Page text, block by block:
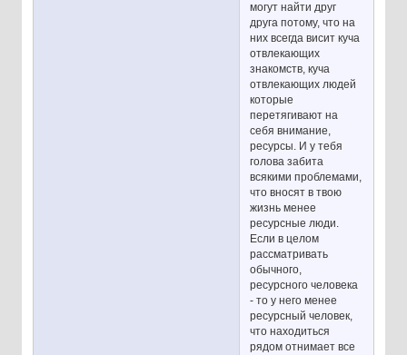
могут найти друг
друга потому, что на
них всегда висит куча
отвлекающих
знакомств, куча
отвлекающих людей
которые
перетягивают на
себя внимание,
ресурсы. И у тебя
голова забита
всякими проблемами,
что вносят в твою
жизнь менее
ресурсные люди.
Если в целом
рассматривать
обычного,
ресурсного человека
- то у него менее
ресурсный человек,
что находиться
рядом отнимает все